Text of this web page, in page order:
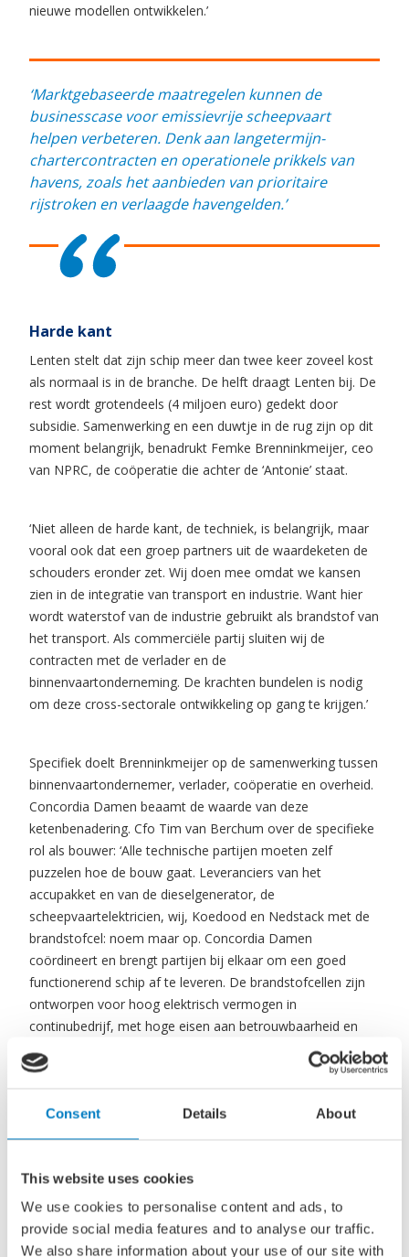
Consent Details About
This website uses cookies
We use cookies to personalise content and ads, to
provide social media features and to analyse our traffic.
We also share information about your use of our site with
nieuwe modellen ontwikkelen.’
‘Marktgebaseerde maatregelen kunnen de
businesscase voor emissievrije scheepvaart
helpen verbeteren. Denk aan langetermijn-
chartercontracten en operationele prikkels van
havens, zoals het aanbieden van prioritaire
rijstroken en verlaagde havengelden.’
Harde kant
Lenten stelt dat zijn schip meer dan twee keer zoveel kost
als normaal is in de branche. De helft draagt Lenten bij. De
rest wordt grotendeels (4 miljoen euro) gedekt door
subsidie. Samenwerking en een duwtje in de rug zijn op dit
moment belangrijk, benadrukt Femke Brenninkmeijer, ceo
van NPRC, de coöperatie die achter de ‘Antonie’ staat.
‘Niet alleen de harde kant, de techniek, is belangrijk, maar
vooral ook dat een groep partners uit de waardeketen de
schouders eronder zet. Wij doen mee omdat we kansen
zien in de integratie van transport en industrie. Want hier
wordt waterstof van de industrie gebruikt als brandstof van
het transport. Als commerciële partij sluiten wij de
contracten met de verlader en de
binnenvaartonderneming. De krachten bundelen is nodig
om deze cross-sectorale ontwikkeling op gang te krijgen.’
Specifiek doelt Brenninkmeijer op de samenwerking tussen
binnenvaartondernemer, verlader, coöperatie en overheid.
Concordia Damen beaamt de waarde van deze
ketenbenadering. Cfo Tim van Berchum over de specifieke
rol als bouwer: ‘Alle technische partijen moeten zelf
puzzelen hoe de bouw gaat. Leveranciers van het
accupakket en van de dieselgenerator, de
scheepvaartelektricien, wij, Koedood en Nedstack met de
brandstofcel: noem maar op. Concordia Damen
coördineert en brengt partijen bij elkaar om een goed
functionerend schip af te leveren. De brandstofcellen zijn
ontworpen voor hoog elektrisch vermogen in
continubedrijf, met hoge eisen aan betrouwbaarheid en
bedrijfszekerheid. Dat past bij de binnenvaart met zijn
grote vermogensbehoefte, voor zowel stroomopwaarts
de ‘Antonie’ moet het verblijf op het voorschip wijken voor
geïnstalleerd in de laadruimte.